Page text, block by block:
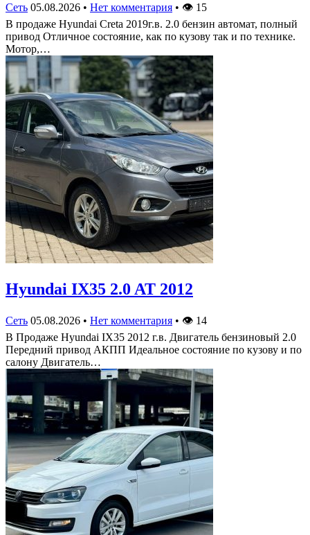
Сеть 05.08.2026 • Нет комментария • 👁 15
В продаже Hyundai Creta 2019г.в. 2.0 бензин автомат, полный
привод Отличное состояние, как по кузову так и по технике.
Мотор,…
Hyundai IX35 2.0 AT 2012
Сеть 05.08.2026 • Нет комментария • 👁 14
В Продаже Hyundai IX35 2012 г.в. Двигатель бензиновый 2.0
Передний привод АКПП Идеальное состояние по кузову и по
салону Двигатель…